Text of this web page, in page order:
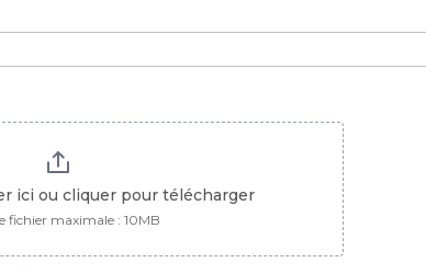
ici ou cliquer pour télécharger
fichier maximale : 10MB